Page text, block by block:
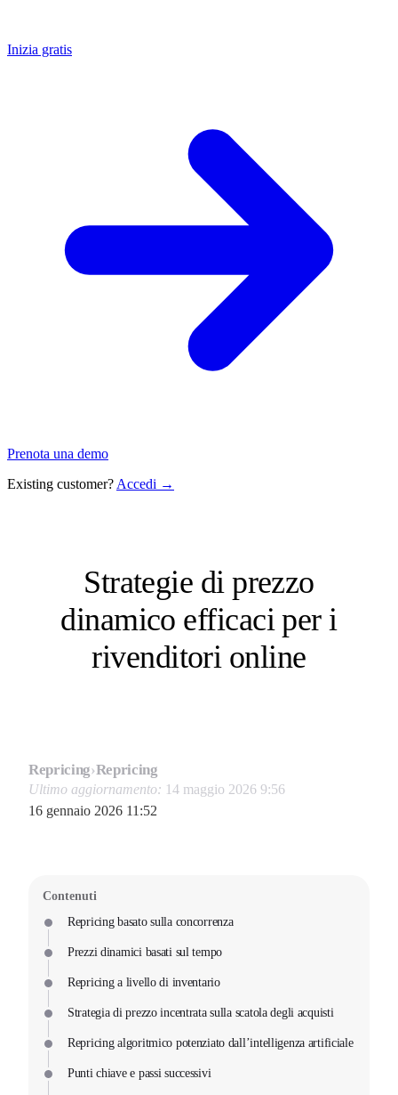
Inizia gratis
Prenota una demo
Existing customer? Accedi →
Strategie di prezzo
dinamico efficaci per i
rivenditori online
Repricing›Repricing
Ultimo aggiornamento: 14 maggio 2026 9:56
16 gennaio 2026 11:52
Contenuti
Repricing basato sulla concorrenza
Prezzi dinamici basati sul tempo
Repricing a livello di inventario
Strategia di prezzo incentrata sulla scatola degli acquisti
Repricing algoritmico potenziato dall’intelligenza artificiale
Punti chiave e passi successivi